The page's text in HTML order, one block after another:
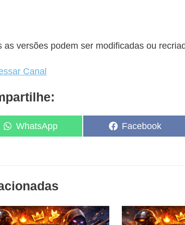
as versões podem ser modificadas ou
Canal
Share
on
WhatsApp
Share
on
Facebook